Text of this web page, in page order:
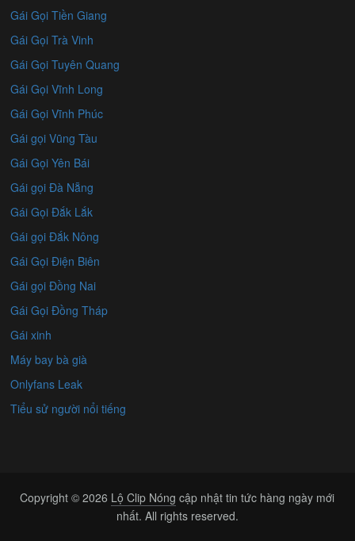
Gái Gọi Tiền Giang
Gái Gọi Trà Vinh
Gái Gọi Tuyên Quang
Gái Gọi Vĩnh Long
Gái Gọi Vĩnh Phúc
Gái gọi Vũng Tàu
Gái Gọi Yên Bái
Gái gọi Đà Nẵng
Gái Gọi Đắk Lắk
Gái gọi Đắk Nông
Gái Gọi Điện Biên
Gái gọi Đồng Nai
Gái Gọi Đồng Tháp
Gái xinh
Máy bay bà già
Onlyfans Leak
Tiểu sử người nổi tiếng
Copyright © 2026 Lộ Clip Nóng cập nhật tin tức hàng ngày mới
nhất. All rights reserved.